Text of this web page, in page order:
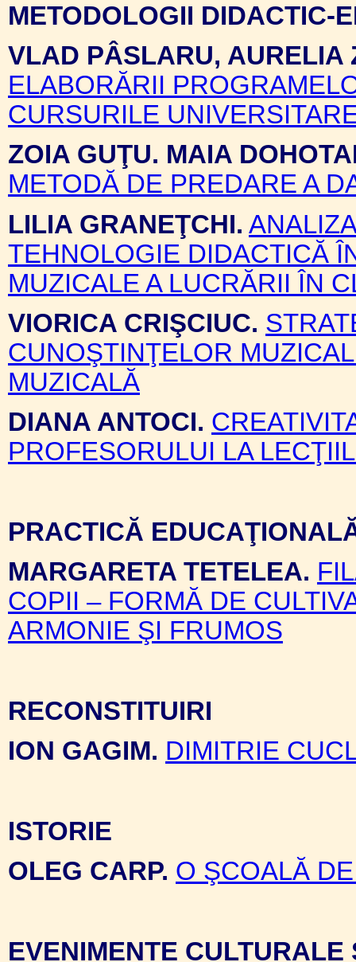
METODOLOGII DIDACTIC-
VLAD PÂSLARU, AURELIA
ELABORĂRII
CURSURILE
ZOIA GUŢU. MAIA
METODĂ DE PREDARE A
LILIA GRANEŢCHI.
TEHNOLOGIE DIDACTICĂ
MUZICALE A LUCRĂRII ÎN
VIORICA CRIŞCIUC.
CUNOŞTINŢELOR
MUZICALĂ
DIANA ANTOCI.
PROFESORULUI LA
PRACTICĂ
MARGARETA TETELEA.
COPII – FORMĂ DE
ARMONIE ŞI FRUMOS
RECONSTITUIRI
ION GAGIM. DIMITRIE
ISTORIE
OLEG CARP. O ŞCOALĂ
EVENIMENTE